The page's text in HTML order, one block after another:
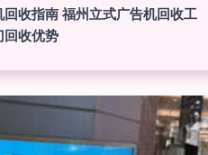
收指南 福州立式广告机回收工
回收优势